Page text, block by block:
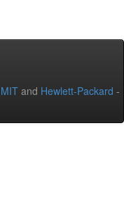
MIT and Hewlett-Packard -